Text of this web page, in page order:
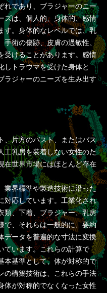
れであり、ブラジャーのニー
ズは、個人的、身体的、感情
す。身体的なレベルでは、乳
手術の傷跡、皮膚の過敏性、
受けることがあります。感情
しトラウマを受けた身体と
ラジャーのニーズを生み出す
、片方のバスト、またはバス
工乳房を装着しない女性のた
在世界市場にはほとんど存在
業界標準や製造技術に沿った
対応しています。工業化され
類、下着、ブラジャー、乳房
で、それらは一般的に、要約
データを普遍的な寸法に変換
ています。これらの計算で
本基準として、体が対称的で
の構築技術は、これらの手法
体が対称的でなくなった女性